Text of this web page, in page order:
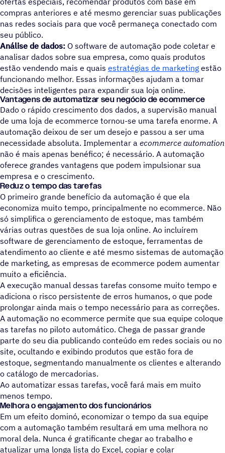
compras anteriores e até mesmo gerenciar suas publicações
nas redes sociais para que você permaneça conectado com
seu público.
Análise de dados: O software de automação pode coletar e
analisar dados sobre sua empresa, como quais produtos
estão vendendo mais e quais estratégias de marketing estão
funcionando melhor. Essas informações ajudam a tomar
decisões inteligentes para expandir sua loja online.
Vantagens de automatizar seu negócio de ecommerce
Dado o rápido crescimento dos dados, a supervisão manual
de uma loja de ecommerce tornou-se uma tarefa enorme. A
automação deixou de ser um desejo e passou a ser uma
necessidade absoluta. Implementar a ecommerce automation
não é mais apenas benéfico; é necessário. A automação
oferece grandes vantagens que podem impulsionar sua
empresa e o crescimento.
Reduz o tempo das tarefas
O primeiro grande benefício da automação é que ela
economiza muito tempo, principalmente no ecommerce. Não
só simplifica o gerenciamento de estoque, mas também
várias outras questões de sua loja online. Ao incluírem
software de gerenciamento de estoque, ferramentas de
atendimento ao cliente e até mesmo sistemas de automação
de marketing, as empresas de ecommerce podem aumentar
muito a eficiência.
A execução manual dessas tarefas consome muito tempo e
adiciona o risco persistente de erros humanos, o que pode
prolongar ainda mais o tempo necessário para as correções.
A automação no ecommerce permite que sua equipe coloque
as tarefas no piloto automático. Chega de passar grande
parte do seu dia publicando conteúdo em redes sociais ou no
site, ocultando e exibindo produtos que estão fora de
estoque, segmentando manualmente os clientes e alterando
o catálogo de mercadorias.
Ao automatizar essas tarefas, você fará mais em muito
menos tempo.
Melhora o engajamento dos funcionários
Em um efeito dominó, economizar o tempo da sua equipe
com a automação também resultará em uma melhora no
moral dela. Nunca é gratificante chegar ao trabalho e
atualizar uma longa lista do Excel, copiar e colar